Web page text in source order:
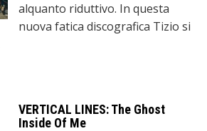
alquanto riduttivo. In questa
nuova fatica discografica Tizio si
VERTICAL LINES: The Ghost
Inside Of Me